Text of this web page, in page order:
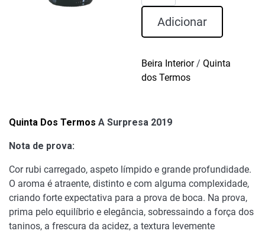
de
Quinta
A
Surpresa
Adicionar
Beira Interior/ Quinta
dos Termos
Quinta Dos Termos A Surpresa 2019
Nota de prova:
Cor rubi carregado, aspeto límpido e grande profundidade.
O aroma é atraente, distinto e com alguma complexidade,
criando forte expectativa para a prova de boca. Na prova,
prima pelo equilíbrio e elegância, sobressaindo a força dos
taninos, a frescura da acidez, a textura levemente